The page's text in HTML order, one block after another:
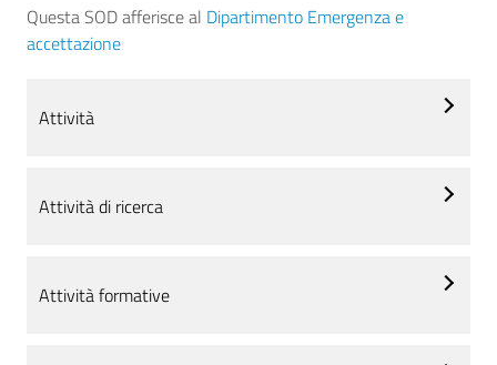
Questa SOD afferisce al Dipartimento Emergenza e
accettazione
Attività
Attività di ricerca
Attività formative